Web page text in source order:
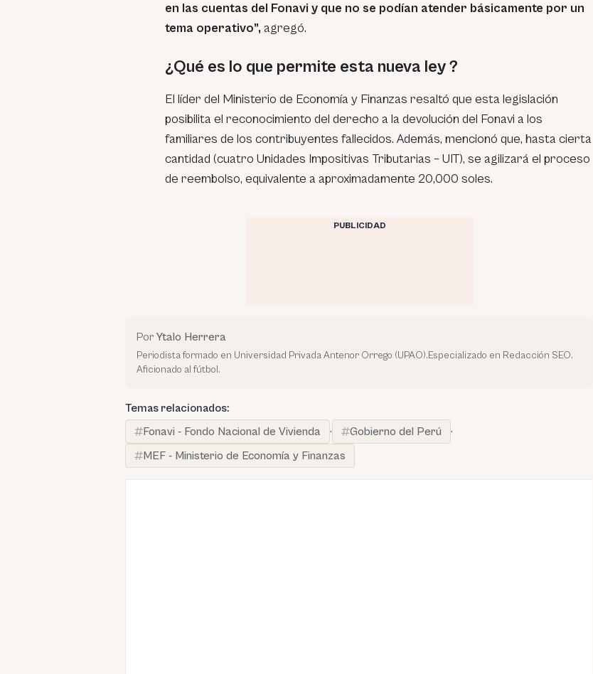
en las cuentas del Fonavi y que no se podían atender básicamente por un
tema operativo”, agregó.
¿Qué es lo que permite esta nueva ley ?
El líder del Ministerio de Economía y Finanzas resaltó que esta legislación
posibilita el reconocimiento del derecho a la devolución del Fonavi a los
familiares de los contribuyentes fallecidos. Además, mencionó que, hasta cierta
cantidad (cuatro Unidades Impositivas Tributarias – UIT), se agilizará el proceso
de reembolso, equivalente a aproximadamente 20,000 soles.
PUBLICIDAD
Por Ytalo Herrera
Periodista formado en Universidad Privada Antenor Orrego (UPAO).Especializado en Redacción SEO.
Aficionado al fútbol.
Temas relacionados:
Fonavi - Fondo Nacional de Vivienda
· Gobierno del Perú
·
MEF - Ministerio de Economía y Finanzas